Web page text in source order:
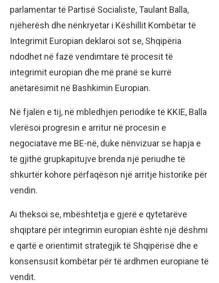
parlamentar të Partisë Socialiste, Taulant Balla,
njëherësh dhe nënkryetar i Këshillit Kombëtar të
Integrimit Europian deklaroi sot se, Shqipëria
ndodhet në fazë vendimtare të procesit të
integrimit europian dhe më pranë se kurrë
anëtarësimit në Bashkimin Europian.
Në fjalën e tij, në mbledhjen periodike të KKIE, Balla
vlerësoi progresin e arritur në procesin e
negociatave me BE-në, duke nënvizuar se hapja e
të gjithë grupkapitujve brenda një periudhe të
shkurtër kohore përfaqëson një arritje historike për
vendin.
Ai theksoi se, mbështetja e gjerë e qytetarëve
shqiptarë për integrimin europian është një dëshmi
e qartë e orientimit strategjik të Shqipërisë dhe e
konsensusit kombëtar për të ardhmen europiane të
vendit.